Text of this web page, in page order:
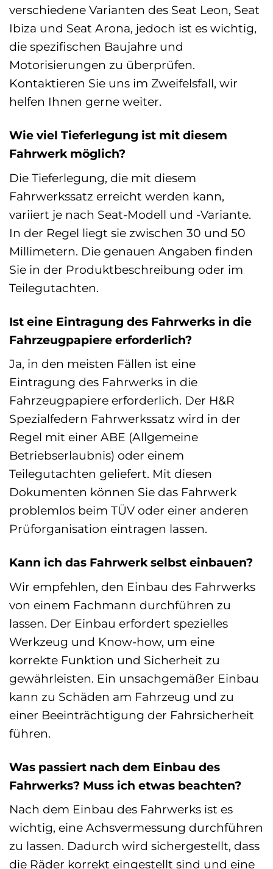
verschiedene Varianten des Seat Leon, Seat
Ibiza und Seat Arona, jedoch ist es wichtig,
die spezifischen Baujahre und
Motorisierungen zu überprüfen.
Kontaktieren Sie uns im Zweifelsfall, wir
helfen Ihnen gerne weiter.
Wie viel Tieferlegung ist mit diesem
Fahrwerk möglich?
Die Tieferlegung, die mit diesem
Fahrwerkssatz erreicht werden kann,
variiert je nach Seat-Modell und -Variante.
In der Regel liegt sie zwischen 30 und 50
Millimetern. Die genauen Angaben finden
Sie in der Produktbeschreibung oder im
Teilegutachten.
Ist eine Eintragung des Fahrwerks in die
Fahrzeugpapiere erforderlich?
Ja, in den meisten Fällen ist eine
Eintragung des Fahrwerks in die
Fahrzeugpapiere erforderlich. Der H&R
Spezialfedern Fahrwerkssatz wird in der
Regel mit einer ABE (Allgemeine
Betriebserlaubnis) oder einem
Teilegutachten geliefert. Mit diesen
Dokumenten können Sie das Fahrwerk
problemlos beim TÜV oder einer anderen
Prüforganisation eintragen lassen.
Kann ich das Fahrwerk selbst einbauen?
Wir empfehlen, den Einbau des Fahrwerks
von einem Fachmann durchführen zu
lassen. Der Einbau erfordert spezielles
Werkzeug und Know-how, um eine
korrekte Funktion und Sicherheit zu
gewährleisten. Ein unsachgemäßer Einbau
kann zu Schäden am Fahrzeug und zu
einer Beeinträchtigung der Fahrsicherheit
führen.
Was passiert nach dem Einbau des
Fahrwerks? Muss ich etwas beachten?
Nach dem Einbau des Fahrwerks ist es
wichtig, eine Achsvermessung durchführen
zu lassen. Dadurch wird sichergestellt, dass
die Räder korrekt eingestellt sind und eine